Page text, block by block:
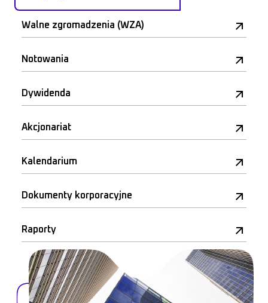
Walne zgromadzenia (WZA)
Notowania
Dywidenda
Akcjonariat
Kalendarium
Dokumenty korporacyjne
Raporty